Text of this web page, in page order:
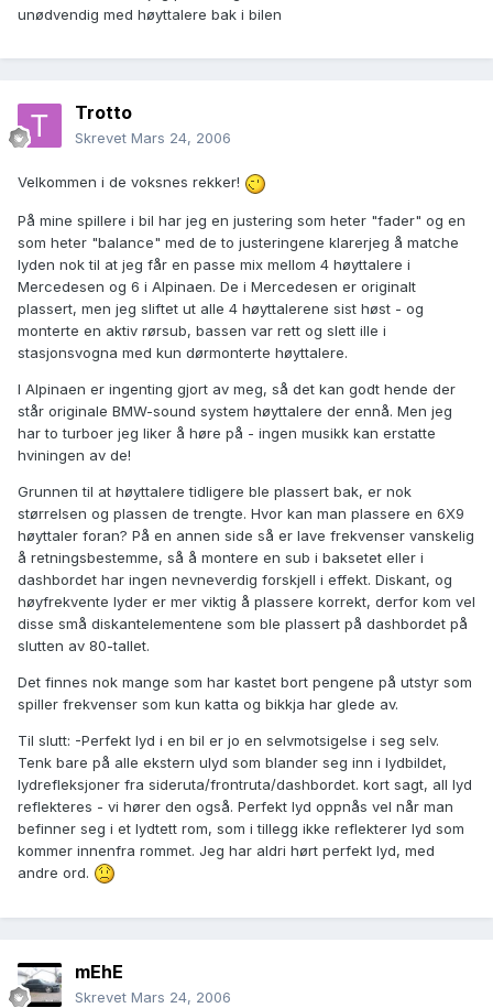
unødvendig med høyttalere bak i bilen
Trotto
Skrevet Mars 24, 2006
Velkommen i de voksnes rekker!
På mine spillere i bil har jeg en justering som heter "fader" og en
som heter "balance" med de to justeringene klarerjeg å matche
lyden nok til at jeg får en passe mix mellom 4 høyttalere i
Mercedesen og 6 i Alpinaen. De i Mercedesen er originalt
plassert, men jeg sliftet ut alle 4 høyttalerene sist høst - og
monterte en aktiv rørsub, bassen var rett og slett ille i
stasjonsvogna med kun dørmonterte høyttalere.
I Alpinaen er ingenting gjort av meg, så det kan godt hende der
står originale BMW-sound system høyttalere der ennå. Men jeg
har to turboer jeg liker å høre på - ingen musikk kan erstatte
hviningen av de!
Grunnen til at høyttalere tidligere ble plassert bak, er nok
størrelsen og plassen de trengte. Hvor kan man plassere en 6X9
høyttaler foran? På en annen side så er lave frekvenser vanskelig
å retningsbestemme, så å montere en sub i baksetet eller i
dashbordet har ingen nevneverdig forskjell i effekt. Diskant, og
høyfrekvente lyder er mer viktig å plassere korrekt, derfor kom vel
disse små diskantelementene som ble plassert på dashbordet på
slutten av 80-tallet.
Det finnes nok mange som har kastet bort pengene på utstyr som
spiller frekvenser som kun katta og bikkja har glede av.
Til slutt: -Perfekt lyd i en bil er jo en selvmotsigelse i seg selv.
Tenk bare på alle ekstern ulyd som blander seg inn i lydbildet,
lydrefleksjoner fra sideruta/frontruta/dashbordet. kort sagt, all lyd
reflekteres - vi hører den også. Perfekt lyd oppnås vel når man
befinner seg i et lydtett rom, som i tillegg ikke reflekterer lyd som
kommer innenfra rommet. Jeg har aldri hørt perfekt lyd, med
andre ord.
mEhE
Skrevet Mars 24, 2006